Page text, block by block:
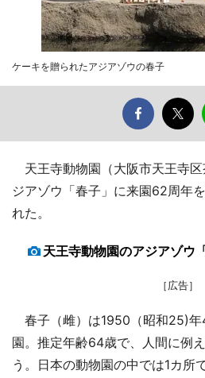
ケーキを贈られたアジアゾウの春子
天王寺動物園（大阪市天王寺
ジアゾウ「春子」に来園62周年
れた。
天王寺動物園のアジアゾウ
［広告］
春子（雌）は1950（昭和25)年
園。推定年齢64歳で、人間に例
う。日本の動物園の中では1カ所